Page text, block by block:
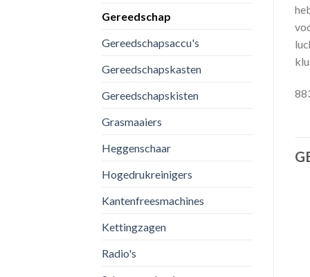
Gereedschap
Gereedschapsaccu's
Gereedschapskasten
Gereedschapskisten
Grasmaaiers
Heggenschaar
Hogedrukreinigers
Kantenfreesmachines
Kettingzagen
Radio's
aan